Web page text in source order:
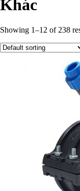
Khác
Showing 1–12 of 238